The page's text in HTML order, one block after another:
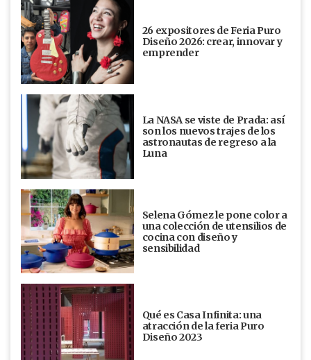
26 expositores de Feria Puro
Diseño 2026: crear, innovar y
emprender
La NASA se viste de Prada: así
son los nuevos trajes de los
astronautas de regreso a la
Luna
Selena Gómez le pone color a
una colección de utensilios de
cocina con diseño y
sensibilidad
Qué es Casa Infinita: una
atracción de la feria Puro
Diseño 2023